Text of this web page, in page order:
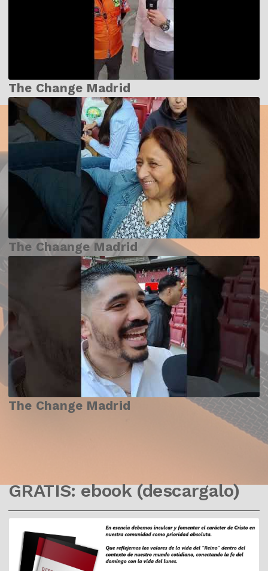
The Change Madrid
The Chaange Madrid
The Change Madrid
GRATIS: ebook (descargalo)